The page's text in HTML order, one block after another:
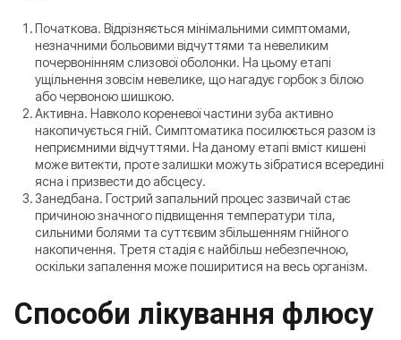
Початкова. Відрізняється мінімальними симптомами,
незначними больовими відчуттями та невеликим
почервонінням слизової оболонки. На цьому етапі
ущільнення зовсім невелике, що нагадує горбок з білою
або червоною шишкою.
Активна. Навколо кореневої частини зуба активно
накопичується гній. Симптоматика посилюється разом із
неприємними відчуттями. На даному етапі вміст кишені
може витекти, проте залишки можуть зібратися всередині
ясна і призвести до абсцесу.
Занедбана. Гострий запальний процес зазвичай стає
причиною значного підвищення температури тіла,
сильними болями та суттєвим збільшенням гнійного
накопичення. Третя стадія є найбільш небезпечною,
оскільки запалення може поширитися на весь організм.
Способи лікування флюсу